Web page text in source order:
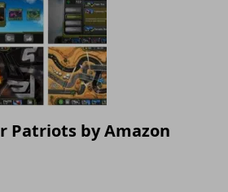
Patriots by Amazon